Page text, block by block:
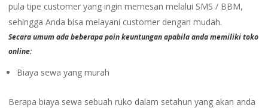
pula tipe customer yang ingin memesan melalui SMS / BBM,
sehingga Anda bisa melayani customer dengan mudah.
Secara umum ada beberapa poin keuntungan apabila anda memiliki toko
online:
Biaya sewa yang murah
Berapa biaya sewa sebuah ruko dalam setahun yang akan anda